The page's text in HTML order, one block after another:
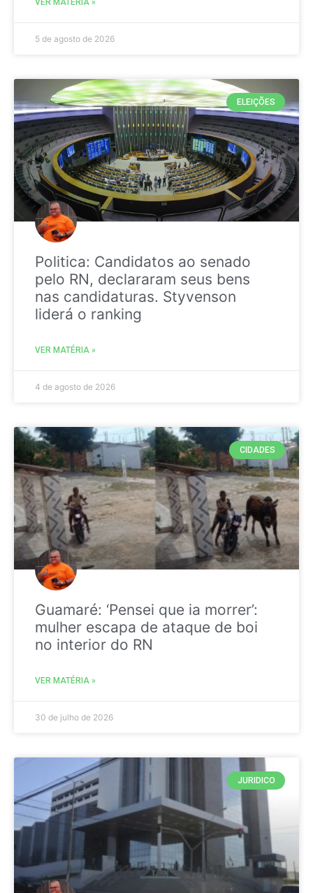
5 de agosto de 2026
ELEIÇÕES
Politica: Candidatos ao senado
pelo RN, declararam seus bens
nas candidaturas. Styvenson
liderá o ranking
VER MATÉRIA »
4 de agosto de 2026
CIDADES
Guamaré: ‘Pensei que ia morrer’:
mulher escapa de ataque de boi
no interior do RN
VER MATÉRIA »
30 de julho de 2026
JURIDICO